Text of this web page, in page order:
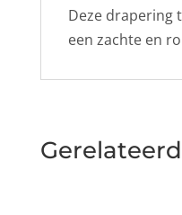
Deze drapering
een zachte en